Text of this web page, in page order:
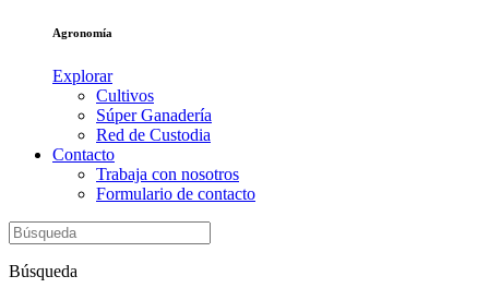
Agronomía
Explorar
Cultivos
Súper Ganadería
Red de Custodia
Contacto
Trabaja con nosotros
Formulario de contacto
Búsqueda